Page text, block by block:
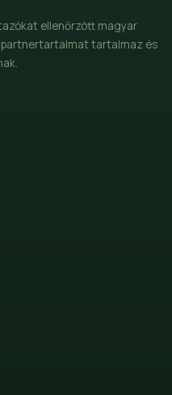
ellenőrzött magyar
partnertartalmat tartalmaz és